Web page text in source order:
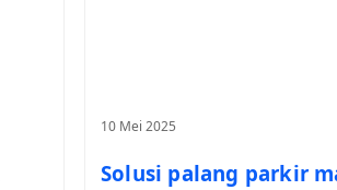
10 Mei 2025
Solusi palang parkir